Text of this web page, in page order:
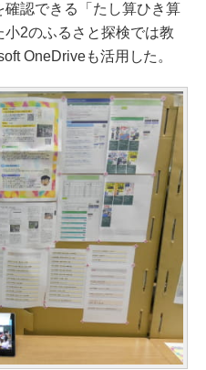
認できる「たし算ひき算
2のふるさと探検では教
OneDriveも活用した。